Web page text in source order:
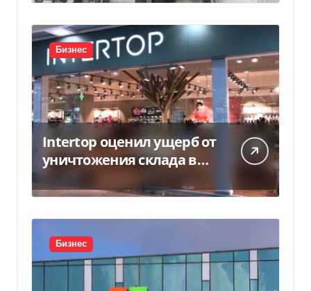
Бизнес
Intertop оценил ущерб от
уничтожения склада в
Бизнес